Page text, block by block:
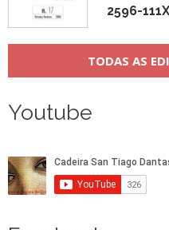
2596-111X
TODAS AS
Youtube